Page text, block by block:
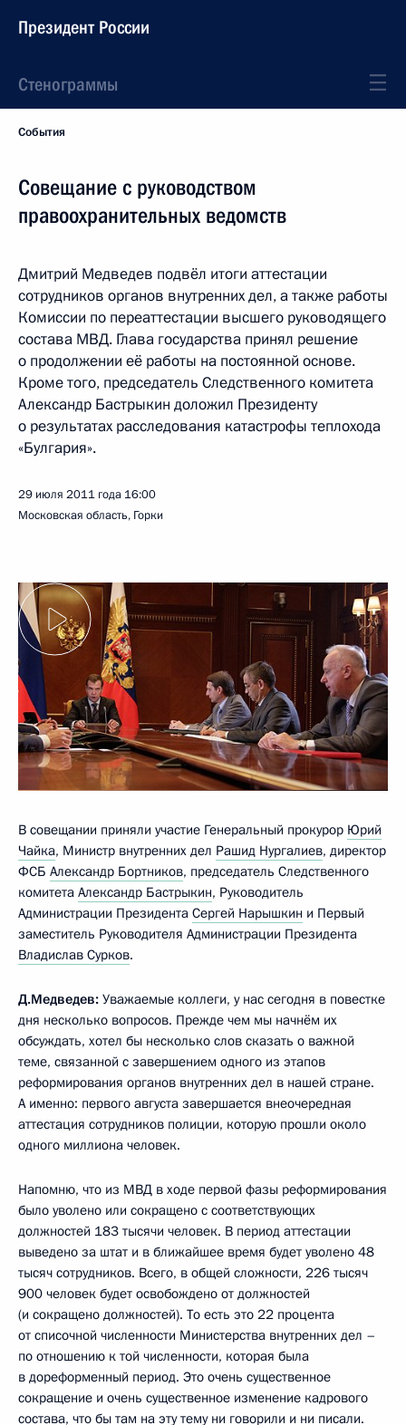
Президент России
Стенограммы
События
Совещание с руководством
правоохранительных ведомств
Дмитрий Медведев подвёл итоги аттестации
сотрудников органов внутренних дел, а также работы
Комиссии по переаттестации высшего руководящего
состава МВД. Глава государства принял решение
о продолжении её работы на постоянной основе.
Кроме того, председатель Следственного комитета
Александр Бастрыкин доложил Президенту
о результатах расследования катастрофы теплохода
«Булгария».
29 июля 2011 года 16:00
Московская область, Горки
В совещании приняли участие Генеральный прокурор Юрий
Чайка, Министр внутренних дел Рашид Нургалиев, директор
ФСБ Александр Бортников, председатель Следственного
комитета Александр Бастрыкин, Руководитель
Администрации Президента Сергей Нарышкин и Первый
заместитель Руководителя Администрации Президента
Владислав Сурков.
Д.Медведев: Уважаемые коллеги, у нас сегодня в повестке
дня несколько вопросов. Прежде чем мы начнём их
обсуждать, хотел бы несколько слов сказать о важной
теме, связанной с завершением одного из этапов
реформирования органов внутренних дел в нашей стране.
А именно: первого августа завершается внеочередная
аттестация сотрудников полиции, которую прошли около
одного миллиона человек.
Напомню, что из МВД в ходе первой фазы реформирования
было уволено или сокращено с соответствующих
должностей 183 тысячи человек. В период аттестации
выведено за штат и в ближайшее время будет уволено 48
тысяч сотрудников. Всего, в общей сложности, 226 тысяч
900 человек будет освобождено от должностей
(и сокращено должностей). То есть это 22 процента
от списочной численности Министерства внутренних дел –
по отношению к той численности, которая была
в дореформенный период. Это очень существенное
сокращение и очень существенное изменение кадрового
состава, что бы там на эту тему ни говорили и ни писали.